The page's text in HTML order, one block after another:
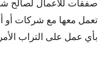
صفقات للأعمال لصالح
تعمل معها مع شركات أو
بأي عمل على التراب